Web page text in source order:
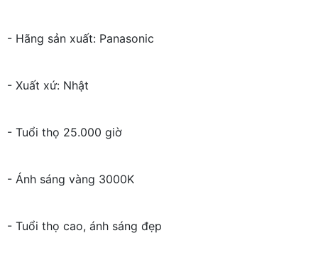
- Hãng sản xuất: Panasonic
- Xuất xứ: Nhật
- Tuổi thọ 25.000 giờ
- Ánh sáng vàng 3000K
- Tuổi thọ cao, ánh sáng đẹp